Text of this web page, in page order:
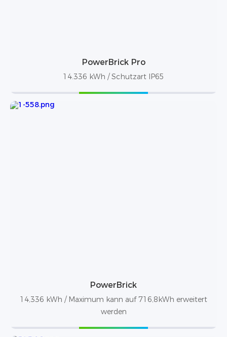
PowerBrick Pro
14.336 kWh / Schutzart IP65
PowerBrick
14,336 kWh / Maximum kann auf 716,8kWh erweitert
werden